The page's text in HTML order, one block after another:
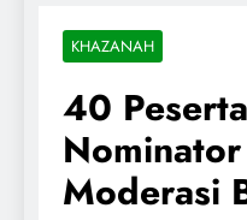
KHAZANAH
40
Moderasi